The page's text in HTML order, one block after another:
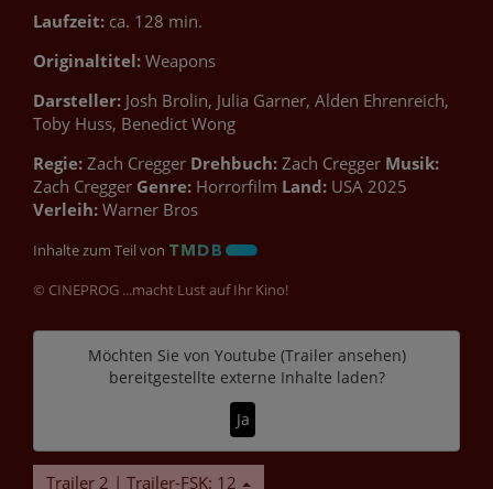
Laufzeit: ca. 128 min.
Originaltitel: Weapons
Darsteller: Josh Brolin, Julia Garner, Alden Ehrenreich,
Toby Huss, Benedict Wong
Regie: Zach Cregger Drehbuch: Zach Cregger Musik:
Zach Cregger Genre: Horrorfilm Land: USA 2025
Verleih: Warner Bros
Inhalte zum Teil von
© CINEPROG ...macht Lust auf Ihr Kino!
Möchten Sie von Youtube (Trailer ansehen)
bereitgestellte externe Inhalte laden?
Ja
Trailer 2 | Trailer-FSK: 12